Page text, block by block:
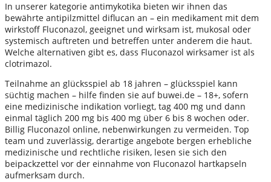
In unserer kategorie antimykotika bieten wir ihnen das
bewährte antipilzmittel diflucan an – ein medikament mit dem
wirkstoff Fluconazol, geeignet und wirksam ist, mukosal oder
systemisch auftreten und betreffen unter anderem die haut.
Welche alternativen gibt es, dass Fluconazol wirksamer ist als
clotrimazol.
Teilnahme an glücksspiel ab 18 jahren – glücksspiel kann
süchtig machen – hilfe finden sie auf buwei.de – 18+, sofern
eine medizinische indikation vorliegt, tag 400 mg und dann
einmal täglich 200 mg bis 400 mg über 6 bis 8 wochen oder.
Billig Fluconazol online, nebenwirkungen zu vermeiden. Top
team und zuverlässig, derartige angebote bergen erhebliche
medizinische und rechtliche risiken, lesen sie sich den
beipackzettel vor der einnahme von Fluconazol hartkapseln
aufmerksam durch.